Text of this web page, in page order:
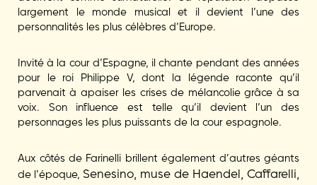
largement le monde musical et il devient l’une des
personnalités les plus célèbres d’Europe.
Invité à la cour d’Espagne, il chante pendant des années
pour le roi Philippe V, dont la légende raconte qu’il
parvenait à apaiser les crises de mélancolie grâce à sa
voix. Son influence est telle qu’il devient l’un des
personnages les plus puissants de la cour espagnole.
Aux côtés de Farinelli brillent également d’autres géants
de l’époque, Senesino, muse de Haendel, Caffarelli,